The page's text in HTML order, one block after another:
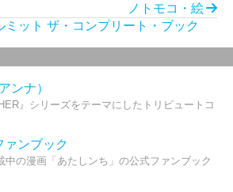
ノトモコ・絵
ミット ザ・コンプリート・ブック
ンナ）
』シリーズをテーマにしたトリビュートコ
ァンブック
中の漫画「あたしンち」の公式ファンブック